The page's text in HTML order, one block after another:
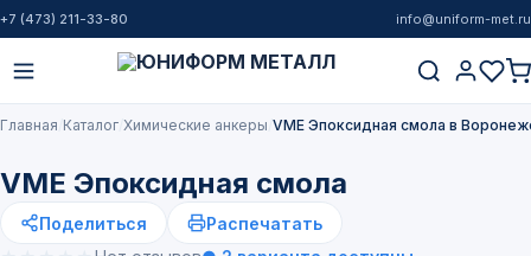
+7 (473) 211-33-80 info@uniform-met.ru
Главная Каталог Химические анкеры VME Эпоксидная смола в
VME Эпоксидная смола
Поделиться
Распечатать